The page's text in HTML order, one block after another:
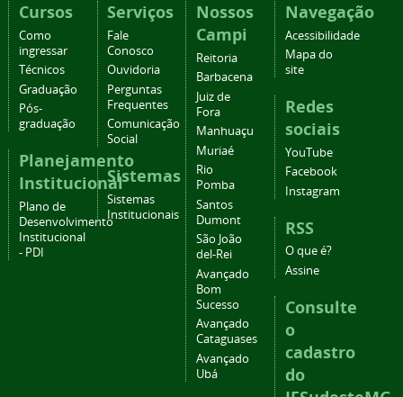
Cursos
Como
ingressar
Técnicos
Graduação
Pós-
graduação
Planejamento
Institucional
Plano de
Desenvolvimento
Institucional
- PDI
Serviços
Fale
Conosco
Ouvidoria
Perguntas
Frequentes
Comunicação
Social
Sistemas
Sistemas
Institucionais
Nossos
Campi
Reitoria
Barbacena
Juiz de
Fora
Manhuaçu
Muriaé
Rio
Pomba
Santos
Dumont
São João
del-Rei
Avançado
Bom
Sucesso
Avançado
Cataguases
Avançado
Ubá
Navegação
Acessibilidade
Mapa do
site
Redes
sociais
YouTube
Facebook
Instagram
RSS
O que é?
Assine
Consulte
o
cadastro
do